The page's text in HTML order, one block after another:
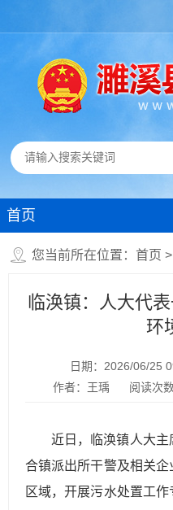
首页
您当前所在位置： 首页 >
临涣镇：人大代
环
日期：2026/06/25
作者：王瑀
阅读次数
近日，临涣镇人大
合镇派出所干警及相关
区域，开展污水处置工